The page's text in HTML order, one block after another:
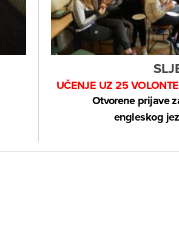
UČENJE UZ 25
Otvorene prijave
engleskog